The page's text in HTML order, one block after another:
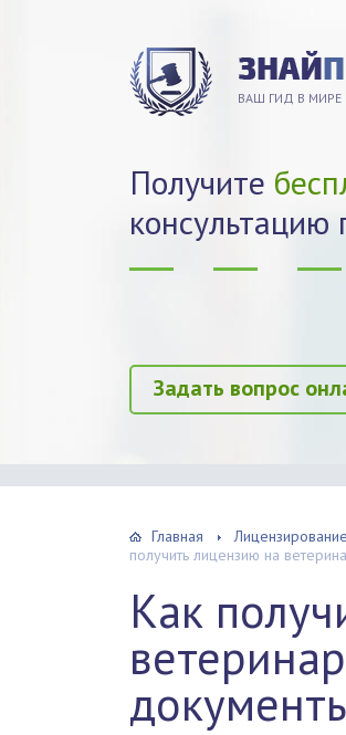
ВАШ ГИД В МИРЕ
Получите
консультацию
Задать вопрос
Главная Лицензирование
получить лицензию на
Как